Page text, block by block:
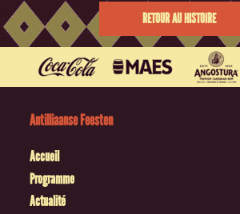
RETOUR AU HISTOIRE
Antilliaanse Feesten
Accueil
Programme
Actualité